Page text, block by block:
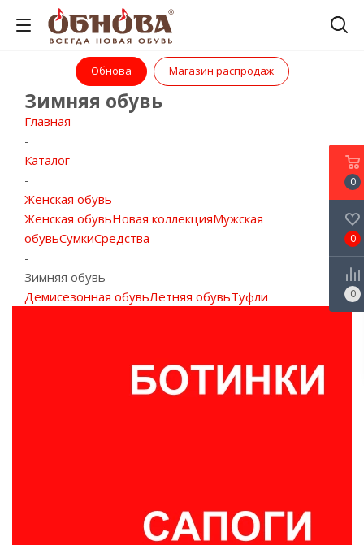
Обнова Магазин распродаж
Зимняя обувь
Главная
-
Каталог
-
Женская обувь
Женская обувьНовая коллекцияМужская
обувьСумкиСредства
-
Зимняя обувь
Демисезонная обувьЛетняя обувьТуфли
0
0
0